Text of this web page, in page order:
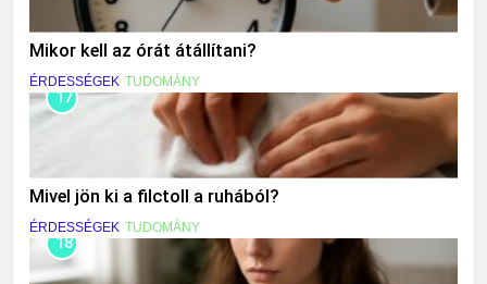
Mikor kell az órát átállítani?
ÉRDESSÉGEK TUDOMÁNY
17
Mivel jön ki a filctoll a ruhából?
ÉRDESSÉGEK TUDOMÁNY
18